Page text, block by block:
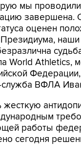
мы
завершена.
оценен
World Athletics,
служба ВФЛА
работы
сегодня